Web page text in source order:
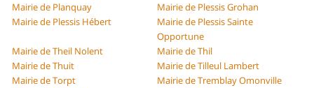
Mairie de Planquay
Mairie de Plessis Grohan
Mairie de Plessis Hébert
Mairie de Plessis Sainte
Opportune
Mairie de Theil Nolent
Mairie de Thil
Mairie de Thuit
Mairie de Tilleul Lambert
Mairie de Torpt
Mairie de Tremblay Omonville